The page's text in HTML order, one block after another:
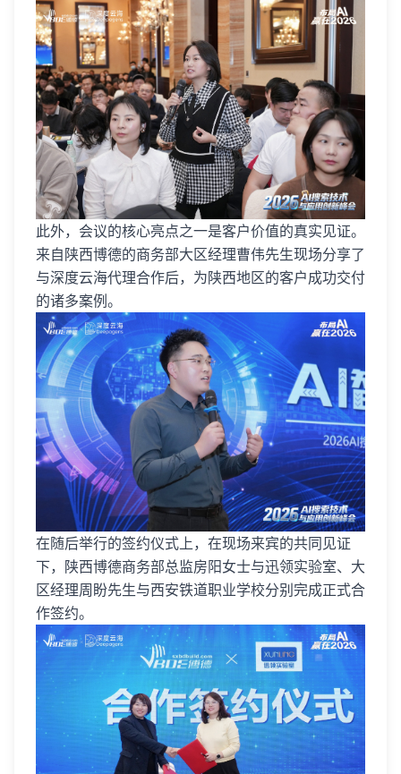
此外，会议的核心亮点之一是客户价值的真实见证。
来自陕西博德的商务部大区经理曹伟先生现场分享了
与深度云海代理合作后，为陕西地区的客户成功交付
的诸多案例。
在随后举行的签约仪式上，在现场来宾的共同见证
下，陕西博德商务部总监房阳女士与迅领实验室、大
区经理周盼先生与西安铁道职业学校分别完成正式合
作签约。